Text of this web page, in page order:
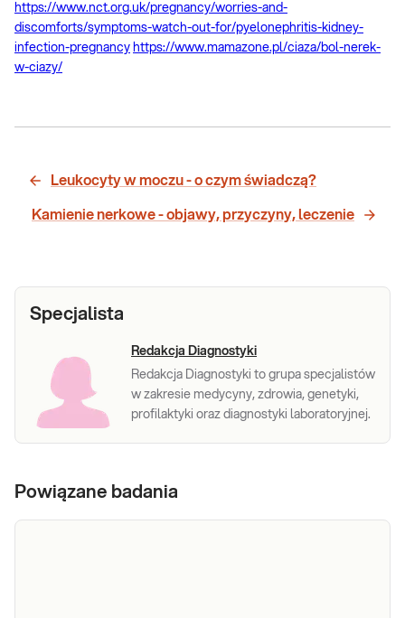
https://www.nct.org.uk/pregnancy/worries-and-
discomforts/symptoms-watch-out-for/pyelonephritis-kidney-
infection-pregnancy https://www.mamazone.pl/ciaza/bol-nerek-
w-ciazy/
Leukocyty w moczu - o czym świadczą?
Kamienie nerkowe - objawy, przyczyny, leczenie
Specjalista
Redakcja Diagnostyki
Redakcja Diagnostyki to grupa specjalistów
w zakresie medycyny, zdrowia, genetyki,
profilaktyki oraz diagnostyki laboratoryjnej.
Powiązane badania